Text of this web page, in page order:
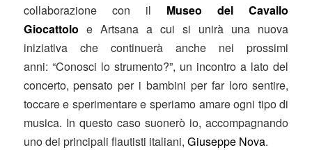
collaborazione con il Museo del Cavallo
Giocattolo e Artsana a cui si unirà una nuova
iniziativa che continuerà anche nei prossimi
anni: “Conosci lo strumento?”, un incontro a lato del
concerto, pensato per i bambini per far loro sentire,
toccare e sperimentare e speriamo amare ogni tipo di
musica. In questo caso suonerò io, accompagnando
uno dei principali flautisti italiani, Giuseppe Nova.